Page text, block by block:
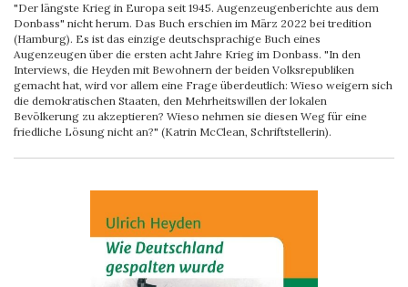
"Der längste Krieg in Europa seit 1945. Augenzeugenberichte aus dem
Donbass" nicht herum. Das Buch erschien im März 2022 bei tredition
(Hamburg). Es ist das einzige deutschsprachige Buch eines
Augenzeugen über die ersten acht Jahre Krieg im Donbass. "In den
Interviews, die Heyden mit Bewohnern der beiden Volksrepubliken
gemacht hat, wird vor allem eine Frage überdeutlich: Wieso weigern sich
die demokratischen Staaten, den Mehrheitswillen der lokalen
Bevölkerung zu akzeptieren? Wieso nehmen sie diesen Weg für eine
friedliche Lösung nicht an?" (Katrin McClean, Schriftstellerin).